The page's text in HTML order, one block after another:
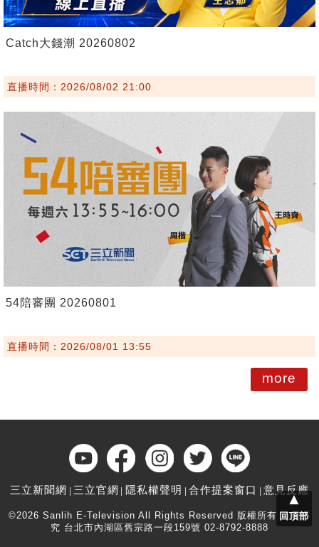
Catch大錢潮 20260802
直播時間：2026/08/02 21:00
54陪審團 20260801
直播時間：2026/08/01 13:55
more
三立新聞網 三立官網 隱私權聲明 合作提案窗口 意見反應
©2026 Sanlih E-Television All Rights Reserved 版權所有 盜用必
究 台北市內湖區舊宗路一段159號 02-8792-8888
▲
回頂部